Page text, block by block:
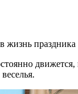
жизнь
движется,